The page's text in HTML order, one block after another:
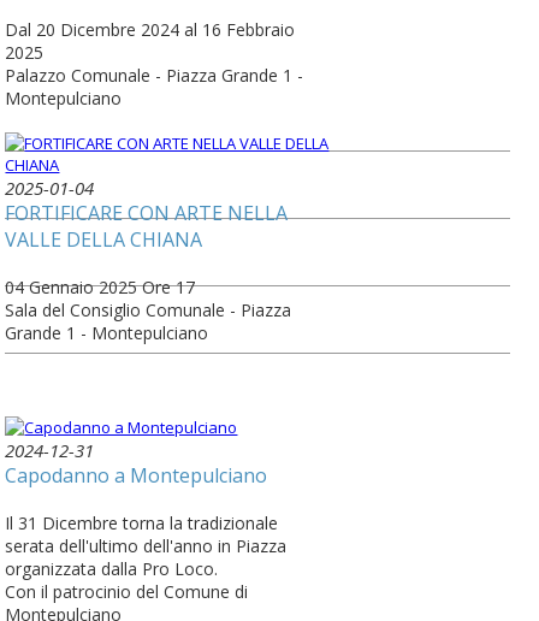
Dal 20 Dicembre 2024 al 16 Febbraio
2025
Palazzo Comunale - Piazza Grande 1 -
Montepulciano
2025-01-04
FORTIFICARE CON ARTE NELLA
VALLE DELLA CHIANA
04 Gennaio 2025 Ore 17
Sala del Consiglio Comunale - Piazza
Grande 1 - Montepulciano
2024-12-31
Capodanno a Montepulciano
Il 31 Dicembre torna la tradizionale
serata dell'ultimo dell'anno in Piazza
organizzata dalla Pro Loco.
Con il patrocinio del Comune di
Montepulciano